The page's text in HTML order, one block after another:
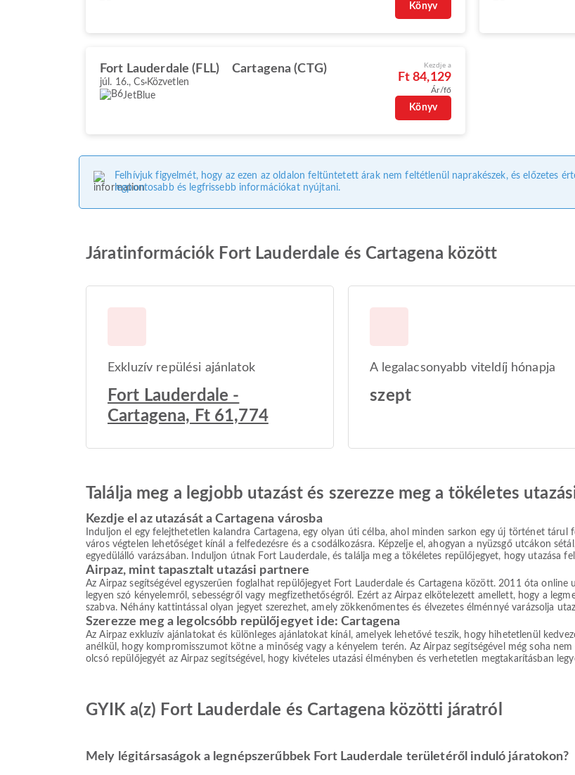
Könyv
Fort Lauderdale (FLL) Cartagena (CTG)
júl. 16., Cs Közvetlen
JetBlue
Kezdje a
Ft 84,129
Ár/fő
Könyv
Felhívjuk figyelmét, hogy az ezen az oldalon feltüntetett árak nem feltétlenül naprakészek, és előzetes
legpontosabb és legfrissebb információkat nyújtani.
Járatinformációk Fort Lauderdale és Cartagena között
Exkluzív repülési ajánlatok
Fort Lauderdale -
Cartagena, Ft 61,774
A legalacsonyabb viteldíj hónapja
szept
Találja meg a legjobb utazást és szerezze meg a tökéletes
Kezdje el az utazását a Cartagena városba
Induljon el egy felejthetetlen kalandra Cartagena, egy olyan úti célba, ahol minden sarkon egy új történet tárul
város végtelen lehetőséget kínál a felfedezésre és a csodálkozásra. Képzelje el, ahogyan a nyüzsgő utcákon
egyedülálló varázsában. Induljon útnak Fort Lauderdale, és találja meg a tökéletes repülőjegyet, hogy utazása
Airpaz, mint tapasztalt utazási partnere
Az Airpaz segítségével egyszerűen foglalhat repülőjegyet Fort Lauderdale és Cartagena között. 2011 óta
legyen szó kényelemről, sebességről vagy megfizethetőségről. Ezért az Airpaz elkötelezett amellett, hogy a
szabva. Néhány kattintással olyan jegyet szerezhet, amely zökkenőmentes és élvezetes élménnyé varázsolja
Szerezze meg a legolcsóbb repülőjegyet ide: Cartagena
Az Airpaz exkluzív ajánlatokat és különleges ajánlatokat kínál, amelyek lehetővé teszik, hogy hihetetlenül
anélkül, hogy kompromisszumot kötne a minőség vagy a kényelem terén. Az Airpaz segítségével még soha
olcsó repülőjegyét az Airpaz segítségével, hogy kivételes utazási élményben és verhetetlen megtakarításban
GYIK a(z) Fort Lauderdale és Cartagena közötti járatról
Mely légitársaságok a legnépszerűbbek Fort Lauderdale területéről induló járatokon?